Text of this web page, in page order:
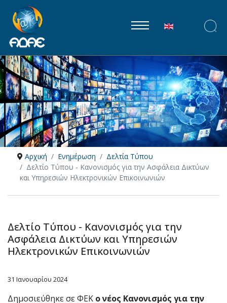
Επιλέξτε τη
Αρχική Ενημέρωση
Δελτία Τύπου
Δελτίο Τύπου - Κανονισμός για την Ασφάλεια Δικτύων
και Υπηρεσιών Ηλεκτρονικών Επικοινωνιών
Δελτίο Τύπου - Κανονισμός για την
Ασφάλεια Δικτύων και Υπηρεσιών
Ηλεκτρονικών Επικοινωνιών
31 Ιανουαρίου 2024
Δημοσιεύθηκε σε ΦΕΚ ο νέος Κανονισμός για την